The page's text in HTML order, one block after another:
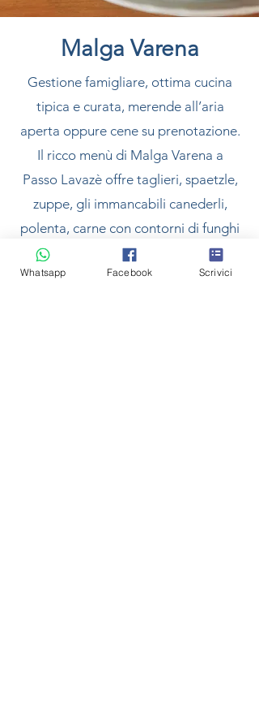
Malga Varena
Gestione famigliare, ottima cucina
tipica e curata, merende all’aria
aperta oppure cene su prenotazione.
Il ricco menù di Malga Varena a
Passo Lavazè offre taglieri, spaetzle,
zuppe, gli immancabili canederli,
polenta, carne con contorni di funghi
o formaggio fuso, verdure, e ancora
una golosa scelta di dolci: gelati,
Whatsapp Facebook Scrivici